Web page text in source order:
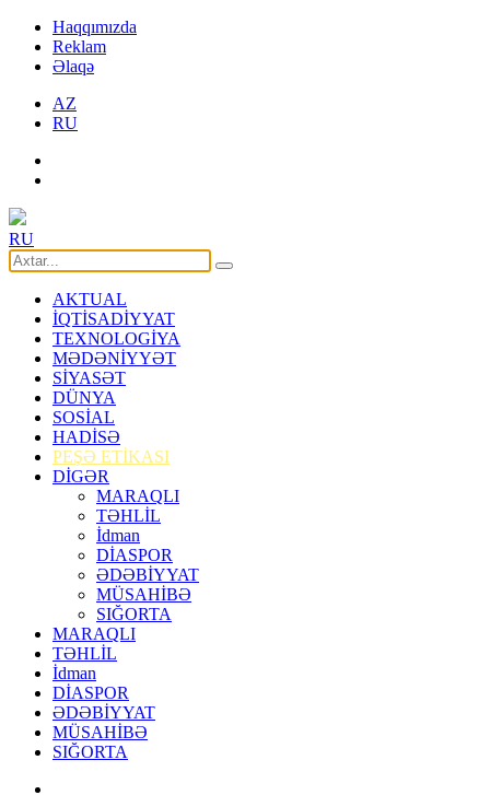
Haqqımızda
Reklam
Əlaqə
AZ
RU
RU
AKTUAL
İQTİSADİYYAT
TEXNOLOGİYA
MƏDƏNİYYƏT
SİYASƏT
DÜNYA
SOSİAL
HADİSƏ
PEŞƏ ETİKASI
DİGƏR
MARAQLI
TƏHLİL
İdman
DİASPOR
ƏDƏBİYYAT
MÜSAHİBƏ
SIĞORTA
MARAQLI
TƏHLİL
İdman
DİASPOR
ƏDƏBİYYAT
MÜSAHİBƏ
SIĞORTA